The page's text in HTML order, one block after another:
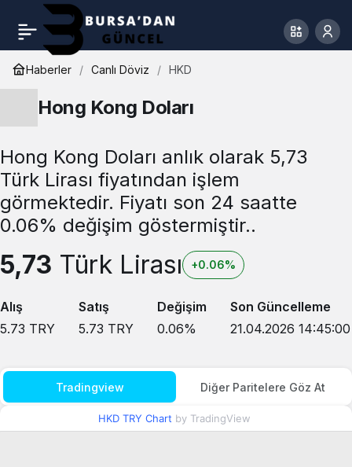
Haberler Canlı Döviz HKD
Hong Kong Doları
Hong Kong Doları anlık olarak 5,73
Türk Lirası fiyatından işlem
görmektedir. Fiyatı son 24 saatte
0.06% değişim göstermiştir..
5,73 Türk Lirası +0.06%
Alış
5.73 TRY
Satış
5.73 TRY
Değişim
0.06%
Son Güncelleme
21.04.2026 14:45:00
Tradingview Diğer Paritelere Göz At
HKD TRY Chart by TradingView